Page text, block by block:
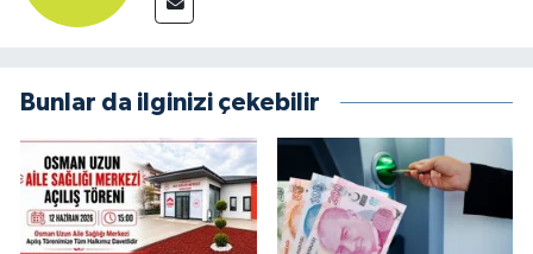
Bunlar da ilginizi çekebilir